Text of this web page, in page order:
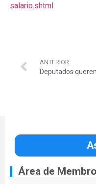
salario.shtml
ANTERIOR
Área de